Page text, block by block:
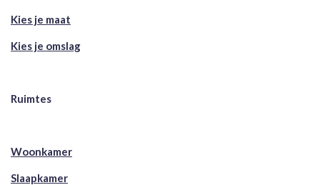
Kies je maat
Kies je omslag
Ruimtes
Woonkamer
Slaapkamer